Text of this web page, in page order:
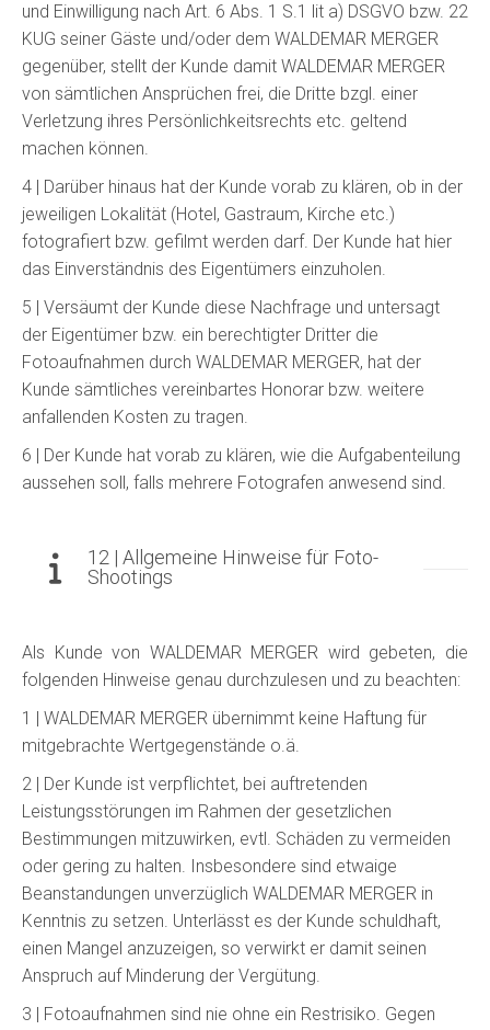
und Einwilligung nach Art. 6 Abs. 1 S.1 lit a) DSGVO bzw. 22
KUG seiner Gäste und/oder dem WALDEMAR MERGER
gegenüber, stellt der Kunde damit WALDEMAR MERGER
von sämtlichen Ansprüchen frei, die Dritte bzgl. einer
Verletzung ihres Persönlichkeitsrechts etc. geltend
machen können.
4 | Darüber hinaus hat der Kunde vorab zu klären, ob in der
jeweiligen Lokalität (Hotel, Gastraum, Kirche etc.)
fotografiert bzw. gefilmt werden darf. Der Kunde hat hier
das Einverständnis des Eigentümers einzuholen.
5 | Versäumt der Kunde diese Nachfrage und untersagt
der Eigentümer bzw. ein berechtigter Dritter die
Fotoaufnahmen durch WALDEMAR MERGER, hat der
Kunde sämtliches vereinbartes Honorar bzw. weitere
anfallenden Kosten zu tragen.
6 | Der Kunde hat vorab zu klären, wie die Aufgabenteilung
aussehen soll, falls mehrere Fotografen anwesend sind.
12 | Allgemeine Hinweise für Foto-
Shootings
Als Kunde von WALDEMAR MERGER wird gebeten, die
folgenden Hinweise genau durchzulesen und zu beachten:
1 | WALDEMAR MERGER übernimmt keine Haftung für
mitgebrachte Wertgegenstände o.ä.
2 | Der Kunde ist verpflichtet, bei auftretenden
Leistungsstörungen im Rahmen der gesetzlichen
Bestimmungen mitzuwirken, evtl. Schäden zu vermeiden
oder gering zu halten. Insbesondere sind etwaige
Beanstandungen unverzüglich WALDEMAR MERGER in
Kenntnis zu setzen. Unterlässt es der Kunde schuldhaft,
einen Mangel anzuzeigen, so verwirkt er damit seinen
Anspruch auf Minderung der Vergütung.
3 | Fotoaufnahmen sind nie ohne ein Restrisiko. Gegen